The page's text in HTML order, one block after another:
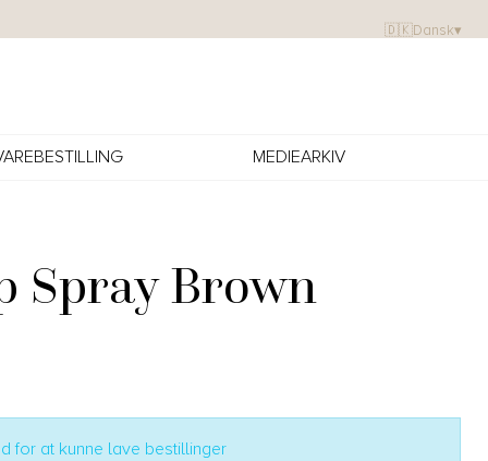
🇩🇰Dansk▾
MEDIEARKIV
Spray Brown
for at kunne lave bestillinger